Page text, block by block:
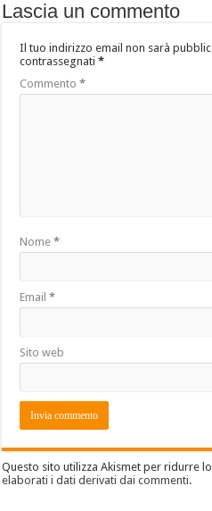
Lascia un commento
Il tuo indirizzo email non sarà
contrassegnati*
Commento*
Nome*
Email*
Sito web
Questo sito utilizza Akismet per ridurre
elaborati i dati derivati dai commenti.